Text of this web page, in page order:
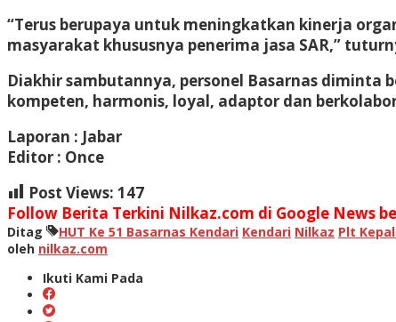
“Terus berupaya untuk meningkatkan kinerja
masyarakat khususnya penerima jasa SAR,”
Diakhir sambutannya, personel Basarnas diminta
kompeten, harmonis, loyal, adaptor dan
Laporan : Jabar
Editor : Once
Post Views: 147
Follow Berita Terkini Nilkaz.com di Google News
Ditag HUT Ke 51 Basarnas Kendari Kendari Nilkaz Plt
oleh nilkaz.com
Ikuti Kami Pada